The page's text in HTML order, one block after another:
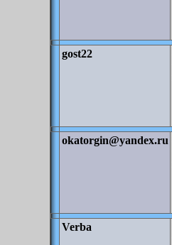
gost22
okatorgin@yandex.ru
Verba